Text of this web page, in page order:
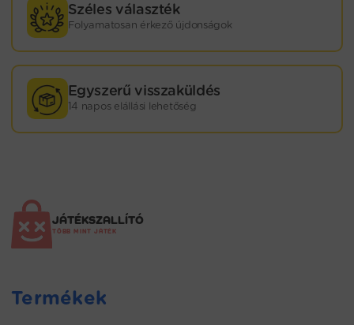
Széles választék
Folyamatosan érkező újdonságok
Egyszerű visszaküldés
14 napos elállási lehetőség
JÁTÉKSZALLÍTÓ
TÖBB MINT JÁTÉK
Termékek